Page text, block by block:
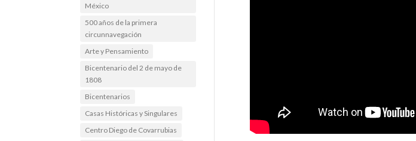
México
500 años de la primera
circunnavegación
Arte y Pensamiento
Bicentenario del 2 de mayo de
1808
Bicentenarios
Casas Históricas y Singulares
Centro Diego de Covarrubias